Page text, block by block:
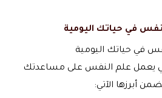
في حياتك اليومية
في حياتك اليومية
يعمل علم النفس على مساعدتك
أبرزها الآتي: